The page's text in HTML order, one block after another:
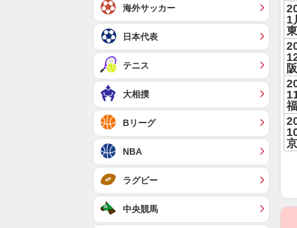
1
海外サッカー
日本代表
テニス
大相撲
Bリーグ
NBA
ラグビー
中央競馬